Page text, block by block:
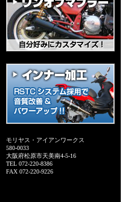
モリヤス・アイアンワークス
580-0033
大阪府松原市天美南4-5-16
TEL 072-220-8386
FAX 072-220-9226